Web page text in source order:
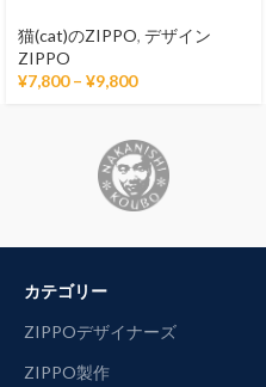
猫(cat)のZIPPO, デザイン
ZIPPO
¥7,800 – ¥9,800
カテゴリー
ZIPPOデザイナーズ
ZIPPO製作